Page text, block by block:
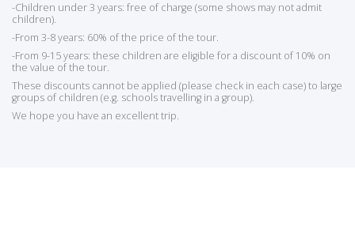
-Children under 3 years: free of charge (some shows may not admit
children).
-From 3-8 years: 60% of the price of the tour.
-From 9-15 years: these children are eligible for a discount of 10% on
the value of the tour.
These discounts cannot be applied (please check in each case) to large
groups of children (e.g. schools travelling in a group).
We hope you have an excellent trip.